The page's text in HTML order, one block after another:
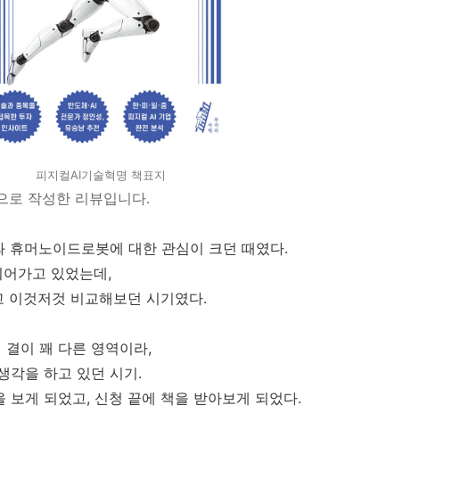
피지컬AI기술혁명 책표지
로 작성한 리뷰입니다.
휴머노이드로봇에 대한 관심이 크던 때였다.
가고 있었는데,
이것저것 비교해보던 시기였다.
이 꽤 다른 영역이라,
각을 하고 있던 시기.
보게 되었고, 신청 끝에 책을 받아보게 되었다.